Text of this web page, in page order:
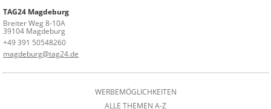
TAG24 Magdeburg
Breiter Weg 8-10A
39104 Magdeburg
+49 391 50548260
magdeburg@tag24.de
WERBEMÖGLICHKEITEN
ALLE THEMEN A-Z